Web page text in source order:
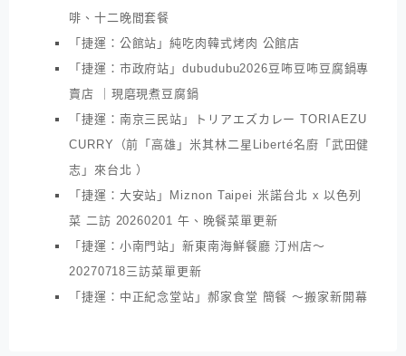
啡、十二晚間套餐
「捷運：公館站」純吃肉韓式烤肉 公館店
「捷運：市政府站」dubudubu2026豆咘豆咘豆腐鍋專
賣店 ｜現磨現煮豆腐鍋
「捷運：南京三民站」トリアエズカレー TORIAEZU
CURRY（前「高雄」米其林二星Liberté名廚「武田健
志」來台北 ）
「捷運：大安站」Miznon Taipei 米諾台北 x 以色列
菜 二訪 20260201 午、晚餐菜單更新
「捷運：小南門站」新東南海鮮餐廳 汀州店～
20270718三訪菜單更新
「捷運：中正紀念堂站」郝家食堂 簡餐 ～搬家新開幕